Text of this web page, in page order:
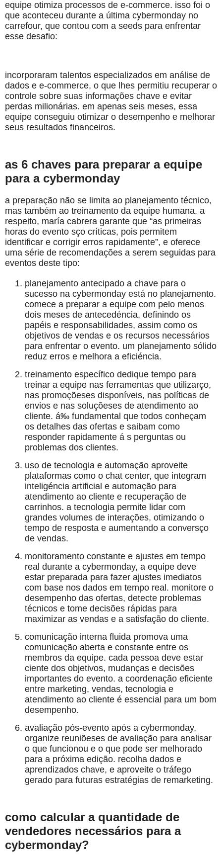
equipe otimiza processos de e-commerce. isso foi o
que aconteceu durante a última cybermonday no
carrefour, que contou com a seeds para enfrentar
esse desafio:
incorporaram talentos especializados em análise de
dados e e-commerce, o que lhes permitiu recuperar o
controle sobre suas informações chave e evitar
perdas milionárias. em apenas seis meses, essa
equipe conseguiu otimizar o desempenho e melhorar
seus resultados financeiros.
as 6 chaves para preparar a equipe
para a cybermonday
a preparação não se limita ao planejamento técnico,
mas também ao treinamento da equipe humana. a
respeito, maría cabrera garante que “as primeiras
horas do evento sço críticas, pois permitem
identificar e corrigir erros rapidamente”, e oferece
uma série de recomendações a serem seguidas para
eventos deste tipo:
planejamento antecipado a chave para o
sucesso na cybermonday está no planejamento.
comece a preparar a equipe com pelo menos
dois meses de antecedéncia, definindo os
papéis e responsabilidades, assim como os
objetivos de vendas e os recursos necessários
para enfrentar o evento. um planejamento sólido
reduz erros e melhora a eficiéncia.
treinamento específico dedique tempo para
treinar a equipe nas ferramentas que utilizarço,
nas promoçõeses disponíveis, nas políticas de
envios e nas soluçõeses de atendimento ao
cliente. á‰ fundamental que todos conheçam
os detalhes das ofertas e saibam como
responder rapidamente á s perguntas ou
problemas dos clientes.
uso de tecnologia e automação aproveite
plataformas como o chat center, que integram
inteligéncia artificial e automação para
atendimento ao cliente e recuperação de
carrinhos. a tecnologia permite lidar com
grandes volumes de interações, otimizando o
tempo de resposta e aumentando a conversço
de vendas.
monitoramento constante e ajustes em tempo
real durante a cybermonday, a equipe deve
estar preparada para fazer ajustes imediatos
com base nos dados em tempo real. monitore o
desempenho das ofertas, detecte problemas
técnicos e tome decisões rápidas para
maximizar as vendas e a satisfação do cliente.
comunicação interna fluida promova uma
comunicação aberta e constante entre os
membros da equipe. cada pessoa deve estar
ciente dos objetivos, mudanças e decisões
importantes do evento. a coordenação eficiente
entre marketing, vendas, tecnologia e
atendimento ao cliente é essencial para um bom
desempenho.
avaliação pós-evento após a cybermonday,
organize reuniõeses de avaliação para analisar
o que funcionou e o que pode ser melhorado
para a próxima edição. recolha dados e
aprendizados chave, e aproveite o tráfego
gerado para futuras estratégias de remarketing.
como calcular a quantidade de
vendedores necessários para a
cybermonday?